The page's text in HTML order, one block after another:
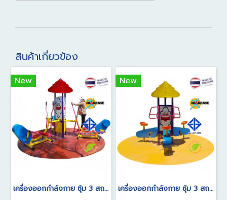
สินค้าเกี่ยวข้อง
New
เครื่องออกกำลังกาย ซุ้ม 3 สถานีลู่วิ่งอเนกประสงค์
New
เครื่องออกกำลังกาย ซุ้ม 3 สถานี จักรยานนั่งปั่นบริหารขา